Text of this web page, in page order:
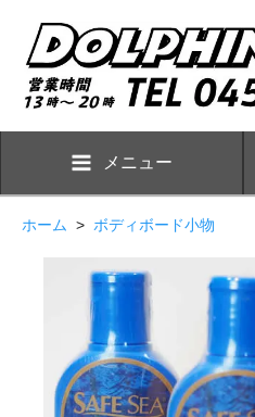
メニュー
ホーム > ボディボード小物